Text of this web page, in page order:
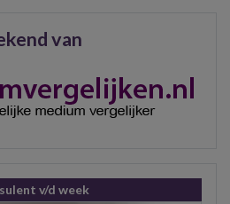
van
v/d week